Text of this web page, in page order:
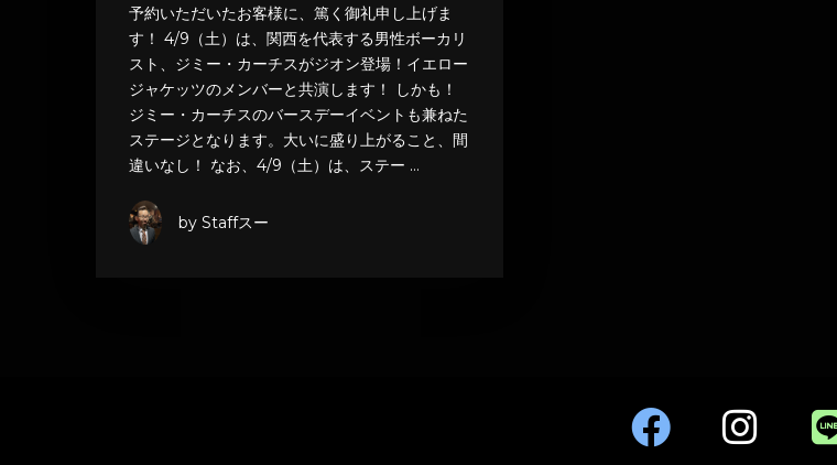
予約いただいたお客様に、篤く御礼申し上げま
す！ 4/9（土）は、関西を代表する男性ボーカリ
スト、ジミー・カーチスがジオン登場！イエロー
ジャケッツのメンバーと共演します！ しかも！
ジミー・カーチスのバースデーイベントも兼ねた
ステージとなります。大いに盛り上がること、間
違いなし！ なお、4/9（土）は、ステー …
by Staffスー